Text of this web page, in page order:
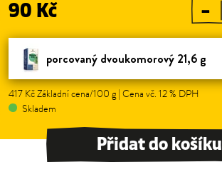
90 Kč –
porcovaný dvoukomorový 21,6 g
417 Kč Základní cena/100 g | Cena vč. 12 % DPH
Skladem
Přidat do košíku